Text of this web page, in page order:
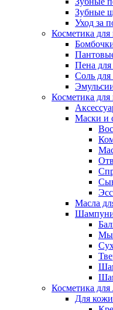
Зубные
Уход за
Косметика
Пена
Соль
Косметика для
Маски и
Масла
Косметика для
Для кожи